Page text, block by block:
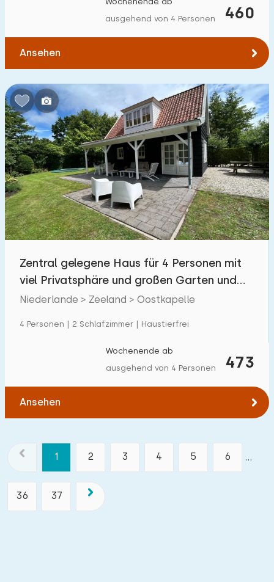
460
ausgehend von 4 Personen
Ansehen
Zentral gelegene Haus für 4 Personen mit
viel Privatsphäre und großen Garten und
Veranda.
Niederlande > Zeeland > Oostkapelle
4 Personen | 2 Schlafzimmer | Haustierfrei
473
Wochenende ab
ausgehend von 4 Personen
Ansehen
1 2 3 4 5 6 ...
36 37